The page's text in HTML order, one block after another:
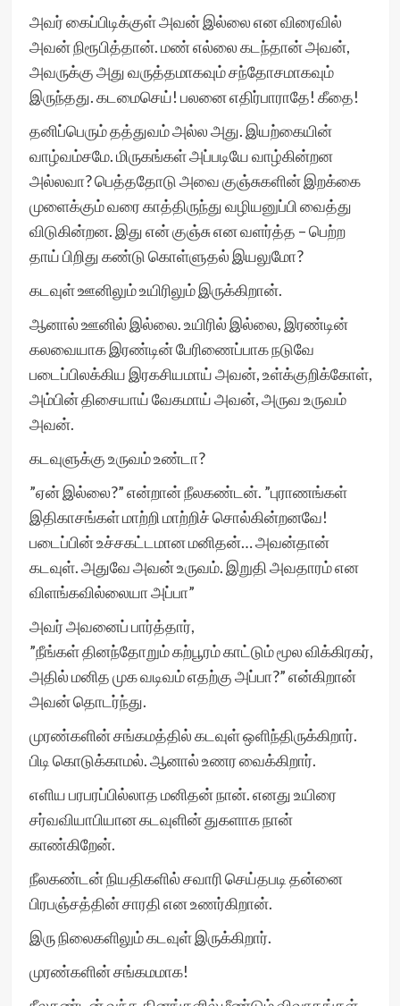
அவர் கைப்பிடிக்குள் அவன் இல்லை என விரைவில்
அவன் நிரூபித்தான். மண் எல்லை கடந்தான் அவன்,
அவருக்கு அது வருத்தமாகவும் சந்தோசமாகவும்
இருந்தது. கடமைசெய்! பலனை எதிர்பாராதே! கீதை!
தனிப்பெரும் தத்துவம் அல்ல அது. இயற்கையின்
வாழ்வம்சமே. மிருகங்கள் அப்படியே வாழ்கின்றன
அல்லவா? பெத்ததோடு அவை குஞ்சுகளின் இறக்கை
முளைக்கும் வரை காத்திருந்து வழியனுப்பி வைத்து
விடுகின்றன. இது என் குஞ்சு என வளர்த்த – பெற்ற
தாய் பிறிது கண்டு கொள்ளுதல் இயலுமோ?
கடவுள் ஊனிலும் உயிரிலும் இருக்கிறான்.
ஆனால் ஊனில் இல்லை. உயிரில் இல்லை, இரண்டின்
கலவையாக இரண்டின் பேரிணைப்பாக நடுவே
படைப்பிலக்கிய இரகசியமாய் அவன், உள்க்குறிக்கோள்,
அம்பின் திசையாய் வேகமாய் அவன், அருவ உருவம்
அவன்.
கடவுளுக்கு உருவம் உண்டா?
”ஏன் இல்லை?” என்றான் நீலகண்டன். ”புராணங்கள்
இதிகாசங்கள் மாற்றி மாற்றிச் சொல்கின்றனவே!
படைப்பின் உச்சகட்டமான மனிதன்… அவன்தான்
கடவுள். அதுவே அவன் உருவம். இறுதி அவதாரம் என
விளங்கவில்லையா அப்பா”
அவர் அவனைப் பார்த்தார்,
”நீங்கள் தினந்தோறும் கற்பூரம் காட்டும் மூல விக்கிரகர்,
அதில் மனித முக வடிவம் எதற்கு அப்பா?” என்கிறான்
அவன் தொடர்ந்து.
முரண்களின் சங்கமத்தில் கடவுள் ஒளிந்திருக்கிறார்.
பிடி கொடுக்காமல். ஆனால் உணர வைக்கிறார்.
எளிய பரபரப்பில்லாத மனிதன் நான். எனது உயிரை
சர்வவியாபியான கடவுளின் துகளாக நான்
காண்கிறேன்.
நீலகண்டன் நியதிகளில் சவாரி செய்தபடி தன்னை
பிரபஞ்சத்தின் சாரதி என உணர்கிறான்.
இரு நிலைகளிலும் கடவுள் இருக்கிறார்.
முரண்களின் சங்கமமாக!